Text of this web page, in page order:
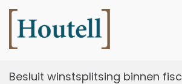
naar
inhoud
Besluit winstsplitsing binnen